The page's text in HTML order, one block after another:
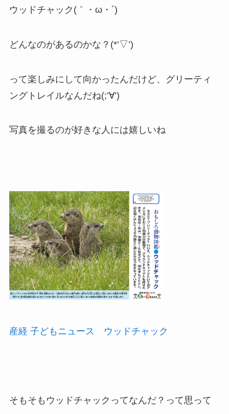
ウッドチャック(｀・ω・´)
どんなのがあるのかな？(*’▽’)
って楽しみにして向かったんだけど、グリーティ
ングトレイルなんだね(;’∀’)
写真を撮るのが好きな人には嬉しいね
産経 子どもニュース ウッドチャック
そもそもウッドチャックってなんだ？って思って